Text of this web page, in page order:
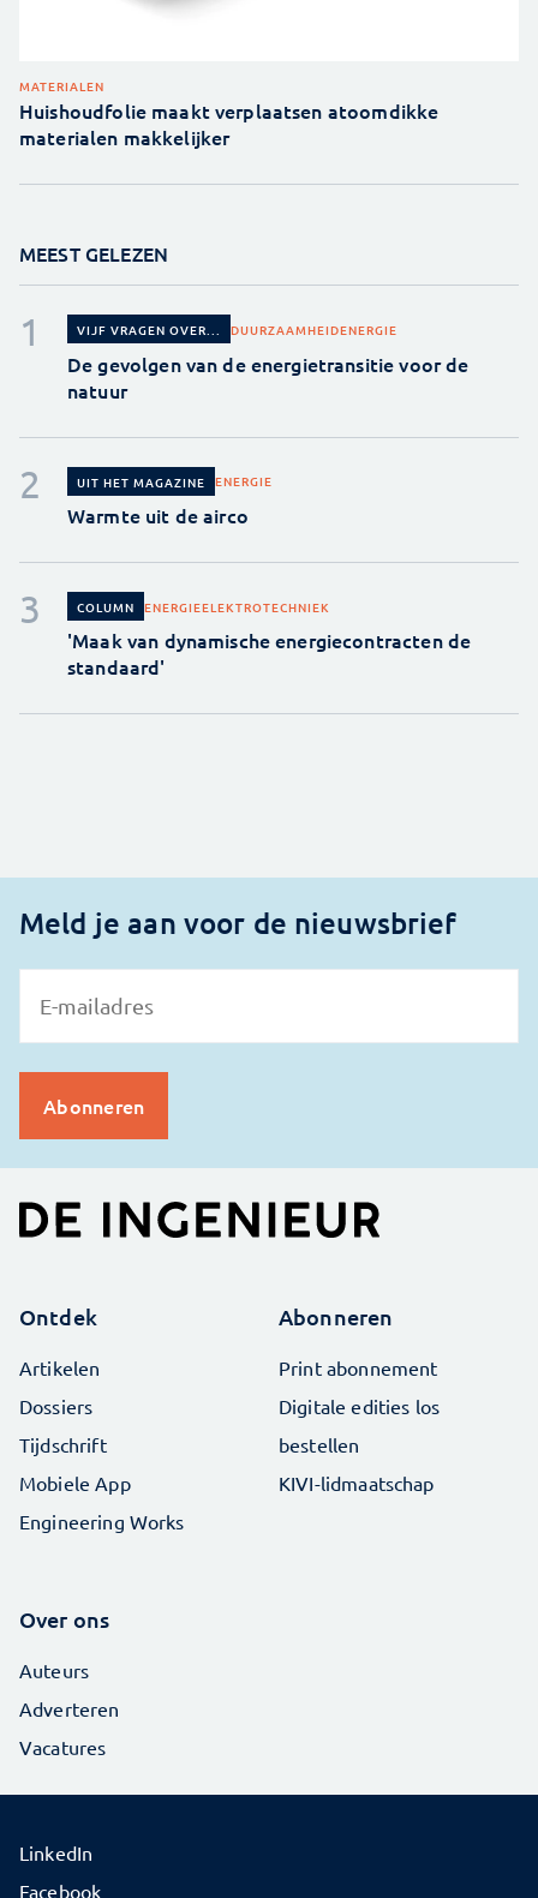
MATERIALEN
Huishoudfolie maakt verplaatsen atoomdikke
materialen makkelijker
MEEST GELEZEN
VIJF VRAGEN OVER... DUURZAAMHEIDENERGIE
De gevolgen van de energietransitie voor de
natuur
UIT HET MAGAZINE ENERGIE
Warmte uit de airco
COLUMN ENERGIEELEKTROTECHNIEK
'Maak van dynamische energiecontracten de
standaard'
Meld je aan voor de nieuwsbrief
Ontdek
Artikelen
Dossiers
Tijdschrift
Mobiele App
Engineering Works
Abonneren
Print abonnement
Digitale edities los
bestellen
KIVI-lidmaatschap
Over ons
Auteurs
Adverteren
Vacatures
LinkedIn
Facebook